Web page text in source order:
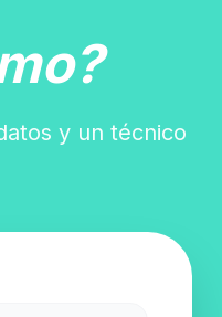
y un técnico